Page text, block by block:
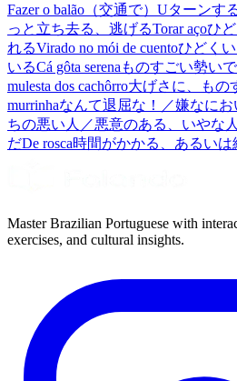
Fazer o balão （交通で）Uターンす
っと立ち去る、逃げるTorar açoひ
れるVirado no mói de cuentoひどく
いるCá gôta serena ものすごい勢い
mulesta dos cachôrro大げさに、もの
murrinhaなんて退屈な！／嫌なにお
ちの悪い人／悪意のある、いやな人
だDe rosca時間がかかる、あるい
Master Brazilian Portuguese with
exercises, and cultural insights.